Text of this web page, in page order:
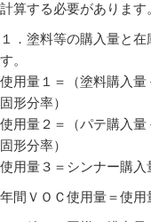
計算する必要があります
１．塗料等の購入量と
す。
使用量１＝（塗料購入
固形分率）
使用量２＝（パテ購入
固形分率）
使用量３＝シンナー購
年間ＶＯＣ使用量＝使用